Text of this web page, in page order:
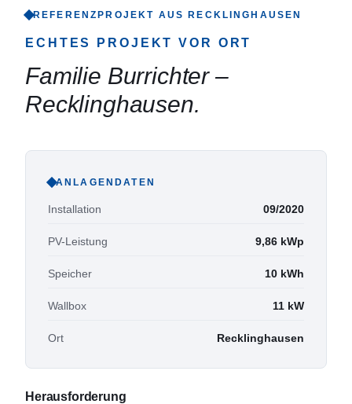
REFERENZPROJEKT AUS RECKLINGHAUSEN
ECHTES PROJEKT VOR ORT
Familie Burrichter–
Recklinghausen.
ANLAGENDATEN
Installation 09/2020
PV-Leistung 9,86 kWp
Speicher 10 kWh
Wallbox 11 kW
Ort Recklinghausen
Herausforderung